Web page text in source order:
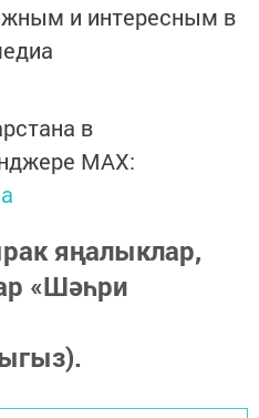
и интересным в
в
MАХ:
яңалыклар,
«Шәһри